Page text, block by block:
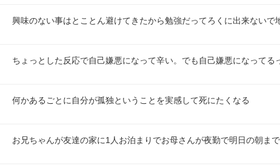
興味のない事はとことん避けてきたから勉強だってろくに出来ないで
ちょっとした反応で自己嫌悪になって辛い。でも自己嫌悪になってる
何かあるごとに自分が孤独ということを実感して死にたくなる
お兄ちゃんが友達の家に1人お泊まりでお母さんが夜勤で明日の朝ま